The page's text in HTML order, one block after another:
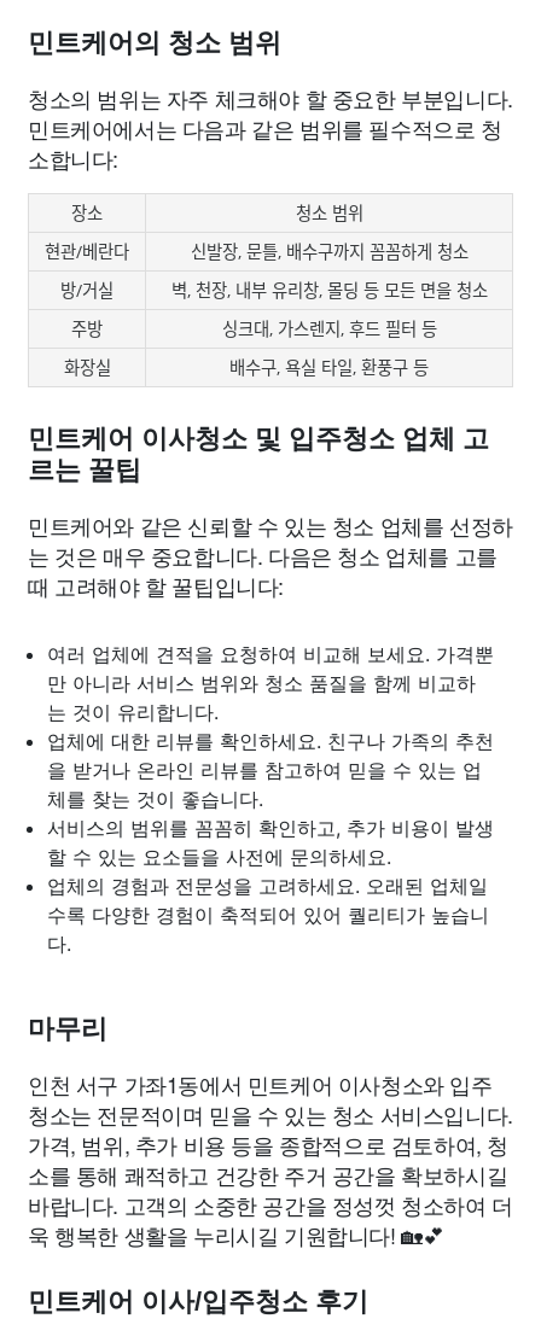
민트케어의 청소 범위
청소의 범위는 자주 체크해야 할 중요한 부분입니다.
민트케어에서는 다음과 같은 범위를 필수적으로 청
소합니다:
장소
청소 범위
현관/베란다
신발장, 문틀, 배수구까지 꼼꼼하게 청소
방/거실
벽, 천장, 내부 유리창, 몰딩 등 모든 면을 청소
주방
싱크대, 가스렌지, 후드 필터 등
화장실
배수구, 욕실 타일, 환풍구 등
민트케어 이사청소 및 입주청소 업체 고
르는 꿀팁
민트케어와 같은 신뢰할 수 있는 청소 업체를 선정하
는 것은 매우 중요합니다. 다음은 청소 업체를 고를
때 고려해야 할 꿀팁입니다:
여러 업체에 견적을 요청하여 비교해 보세요. 가격뿐
만 아니라 서비스 범위와 청소 품질을 함께 비교하
는 것이 유리합니다.
업체에 대한 리뷰를 확인하세요. 친구나 가족의 추천
을 받거나 온라인 리뷰를 참고하여 믿을 수 있는 업
체를 찾는 것이 좋습니다.
서비스의 범위를 꼼꼼히 확인하고, 추가 비용이 발생
할 수 있는 요소들을 사전에 문의하세요.
업체의 경험과 전문성을 고려하세요. 오래된 업체일
수록 다양한 경험이 축적되어 있어 퀄리티가 높습니
다.
마무리
인천 서구 가좌1동에서 민트케어 이사청소와 입주
청소는 전문적이며 믿을 수 있는 청소 서비스입니다.
가격, 범위, 추가 비용 등을 종합적으로 검토하여, 청
소를 통해 쾌적하고 건강한 주거 공간을 확보하시길
바랍니다. 고객의 소중한 공간을 정성껏 청소하여 더
욱 행복한 생활을 누리시길 기원합니다! 🏡💕
민트케어 이사/입주청소 후기